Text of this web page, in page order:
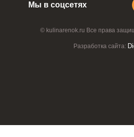
© kulinarenok.ru Все права
Разработка сайта:
Мы в соцсетях